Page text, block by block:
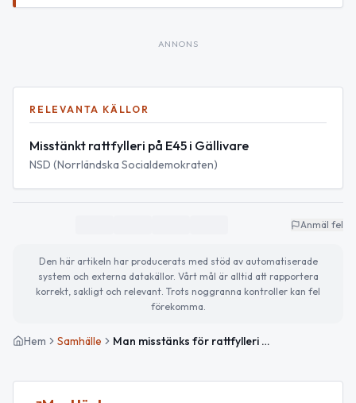
ANNONS
RELEVANTA KÄLLOR
Misstänkt rattfylleri på E45 i Gällivare
NSD (Norrländska Socialdemokraten)
Anmäl fel
Den här artikeln har producerats med stöd av automatiserade
system och externa datakällor. Vårt mål är alltid att rapportera
korrekt, sakligt och relevant. Trots noggranna kontroller kan fel
förekomma.
Hem Samhälle Man misstänks för rattfylleri efter vinglig körning på E45 i Gällivare